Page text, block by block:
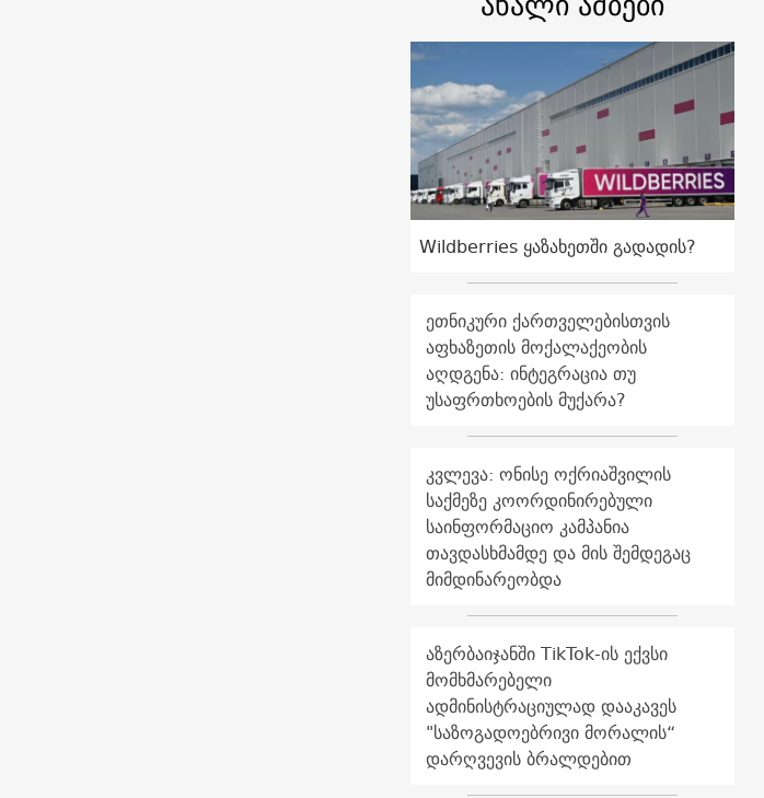
Wildberries ყაზახეთში გადადის?
ეთნიკური ქართველებისთვის
აფხაზეთის მოქალაქეობის
აღდგენა: ინტეგრაცია თუ
უსაფრთხოების მუქარა?
კვლევა: ონისე ოქრიაშვილის
საქმეზე კოორდინირებული
საინფორმაციო კამპანია
თავდასხმამდე და მის შემდეგაც
მიმდინარეობდა
აზერბაიჯანში TikTok-ის ექვსი
მომხმარებელი
ადმინისტრაციულად დააკავეს
"საზოგადოებრივი მორალის“
დარღვევის ბრალდებით